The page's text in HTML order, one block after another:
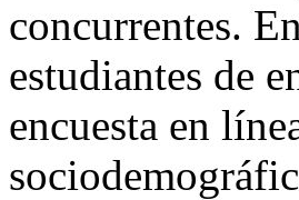
concurrentes.
estudiantes de
encuesta en